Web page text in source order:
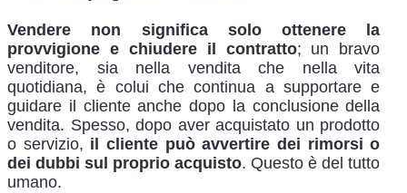
Vendere non significa solo ottenere la
provvigione e chiudere il contratto; un bravo
venditore, sia nella vendita che nella vita
quotidiana, è colui che continua a supportare e
guidare il cliente anche dopo la conclusione della
vendita. Spesso, dopo aver acquistato un prodotto
o servizio, il cliente può avvertire dei rimorsi o
dei dubbi sul proprio acquisto. Questo è del tutto
umano.